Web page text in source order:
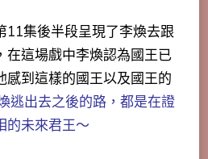
11集後半段呈現了李煥去跟
在這場戲中李煥認為國王已
感到這樣的國王以及國王的
逃出去之後的路，都是在證
的未來君王～